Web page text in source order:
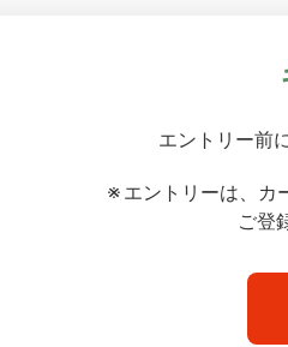
エントリー前
エントリーは、カ
ご登